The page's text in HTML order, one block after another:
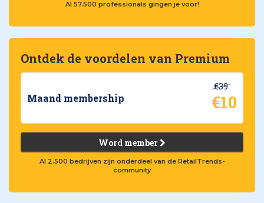
Al 57.500 professionals gingen je voor!
Ontdek de voordelen van Premium
Maand membership
€39
€10
Word member
Al 2.500 bedrijven zijn onderdeel van de RetailTrends-
community